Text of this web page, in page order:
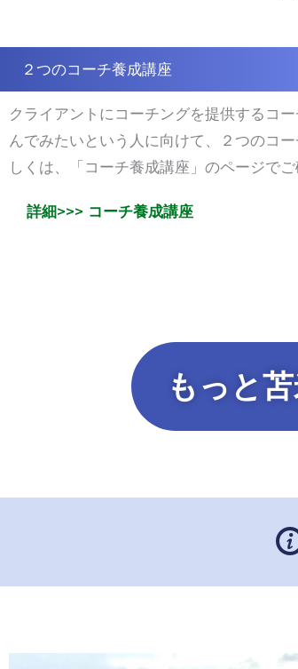
２つのコーチ養成講座
クライアントにコーチングを提供するコ
んでみたいという人に向けて、２つのコ
しくは、「コーチ養成講座」のページでご
詳細>>> コーチ養成講座
もっと